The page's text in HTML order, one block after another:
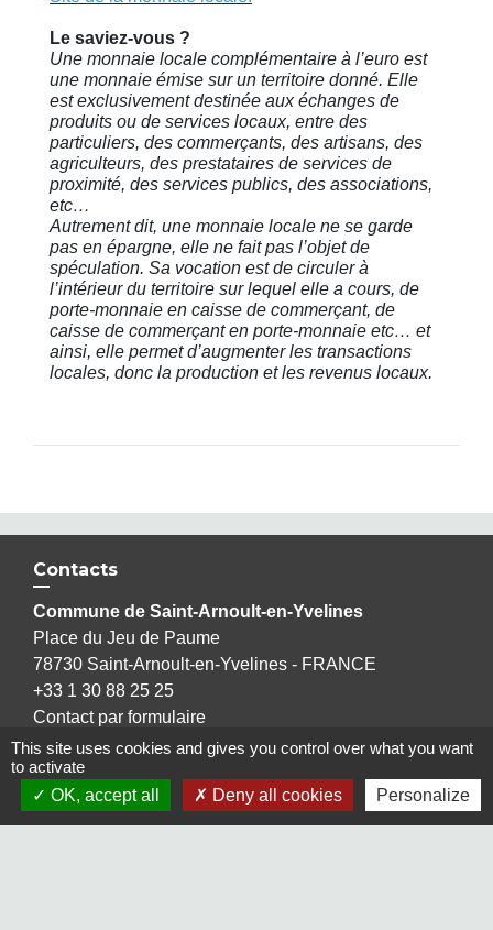
Le saviez-vous ?
Une monnaie locale complémentaire à l’euro est
une monnaie émise sur un territoire donné. Elle
est exclusivement destinée aux échanges de
produits ou de services locaux, entre des
particuliers, des commerçants, des artisans, des
agriculteurs, des prestataires de services de
proximité, des services publics, des associations,
etc…
Autrement dit, une monnaie locale ne se garde
pas en épargne, elle ne fait pas l’objet de
spéculation. Sa vocation est de circuler à
l’intérieur du territoire sur lequel elle a cours, de
porte-monnaie en caisse de commerçant, de
caisse de commerçant en porte-monnaie etc… et
ainsi, elle permet d’augmenter les transactions
locales, donc la production et les revenus locaux.
Contacts
Commune de Saint-Arnoult-en-Yvelines
Place du Jeu de Paume
78730 Saint-Arnoult-en-Yvelines - FRANCE
+33 1 30 88 25 25
Contact par formulaire
This site uses cookies and gives you control over what you want
to activate
OK, accept all
Deny all cookies Personalize